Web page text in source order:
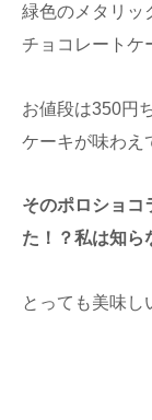
緑色のメタリッ
チョコレートケ
お値段は350円
ケーキが味わ
そのポロショコ
た！？私は知ら
とっても美味し